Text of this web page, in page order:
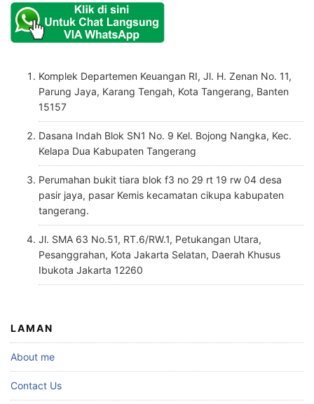
Komplek Departemen Keuangan RI, Jl. H. Zenan No. 11,
Parung Jaya, Karang Tengah, Kota Tangerang, Banten
15157
Dasana Indah Blok SN1 No. 9 Kel. Bojong Nangka, Kec.
Kelapa Dua Kabupaten Tangerang
Perumahan bukit tiara blok f3 no 29 rt 19 rw 04 desa
pasir jaya, pasar Kemis kecamatan cikupa kabupaten
tangerang.
Jl. SMA 63 No.51, RT.6/RW.1, Petukangan Utara,
Pesanggrahan, Kota Jakarta Selatan, Daerah Khusus
Ibukota Jakarta 12260
LAMAN
About me
Contact Us